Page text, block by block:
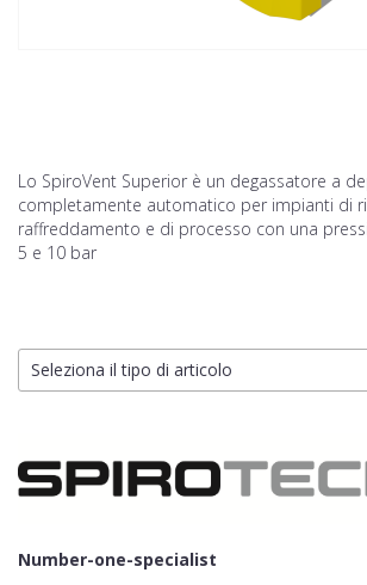
Lo SpiroVent Superior è un degassatore a
completamente automatico per impianti di
raffreddamento e di processo con una
5 e 10 bar
Seleziona il tipo di articolo
Number-one-specialist